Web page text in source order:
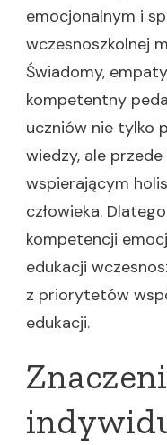
emocjonalnym i
wczesnoszkolnej
Świadomy,
kompetentny
uczniów nie tylko
wiedzy, ale
wspierającym
człowieka.
kompetencji
edukacji
z priorytetów
edukacji.